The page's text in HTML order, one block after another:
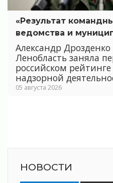
«Результат
ведомства и
Александр
Ленобласть заняла
российском
надзорной
05 августа 2026
НОВОСТИ